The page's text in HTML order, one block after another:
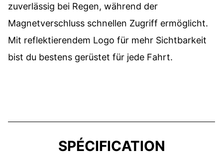
zuverlässig bei Regen, während der
Magnetverschluss schnellen Zugriff ermöglicht.
Mit reflektierendem Logo für mehr Sichtbarkeit
bist du bestens gerüstet für jede Fahrt.
SPÉCIFICATION